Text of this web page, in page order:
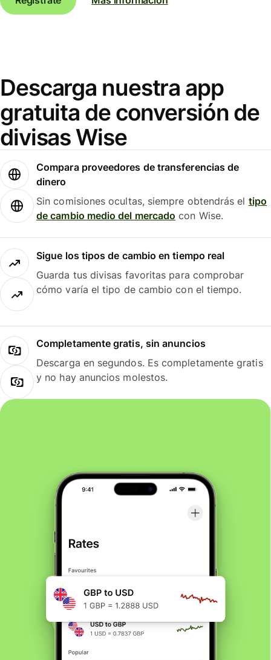
Descarga nuestra app
gratuita de conversión de
divisas Wise
Compara proveedores de transferencias de
dinero
Sin comisiones ocultas, siempre obtendrás el tipo
de cambio medio del mercado con Wise.
Sigue los tipos de cambio en tiempo real
Guarda tus divisas favoritas para comprobar
cómo varía el tipo de cambio con el tiempo.
Completamente gratis, sin anuncios
Descarga en segundos. Es completamente gratis
y no hay anuncios molestos.